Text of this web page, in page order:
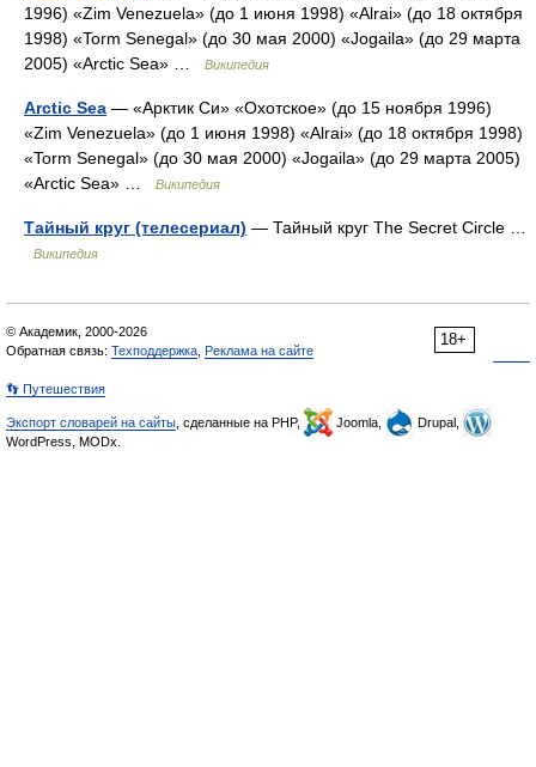
1996) «Zim Venezuela» (до 1 июня 1998) «Alrai» (до 18 октября
1998) «Torm Senegal» (до 30 мая 2000) «Jogaila» (до 29 марта
2005) «Arctic Sea» …
Википедия
Arctic Sea — «Арктик Си» «Охотское» (до 15 ноября 1996)
«Zim Venezuela» (до 1 июня 1998) «Alrai» (до 18 октября 1998)
«Torm Senegal» (до 30 мая 2000) «Jogaila» (до 29 марта 2005)
«Arctic Sea» …
Википедия
Тайный круг (телесериал) — Тайный круг The Secret Circle …
Википедия
18+
© Академик, 2000-2026
Обратная связь: Техподдержка Реклама на сайте
👣 Путешествия
Экспорт словарей на сайты , сделанные на PHP, Joomla,
Drupal,
WordPress, MODx.